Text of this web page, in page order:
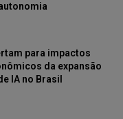
para impactos
da expansão
IA no Brasil